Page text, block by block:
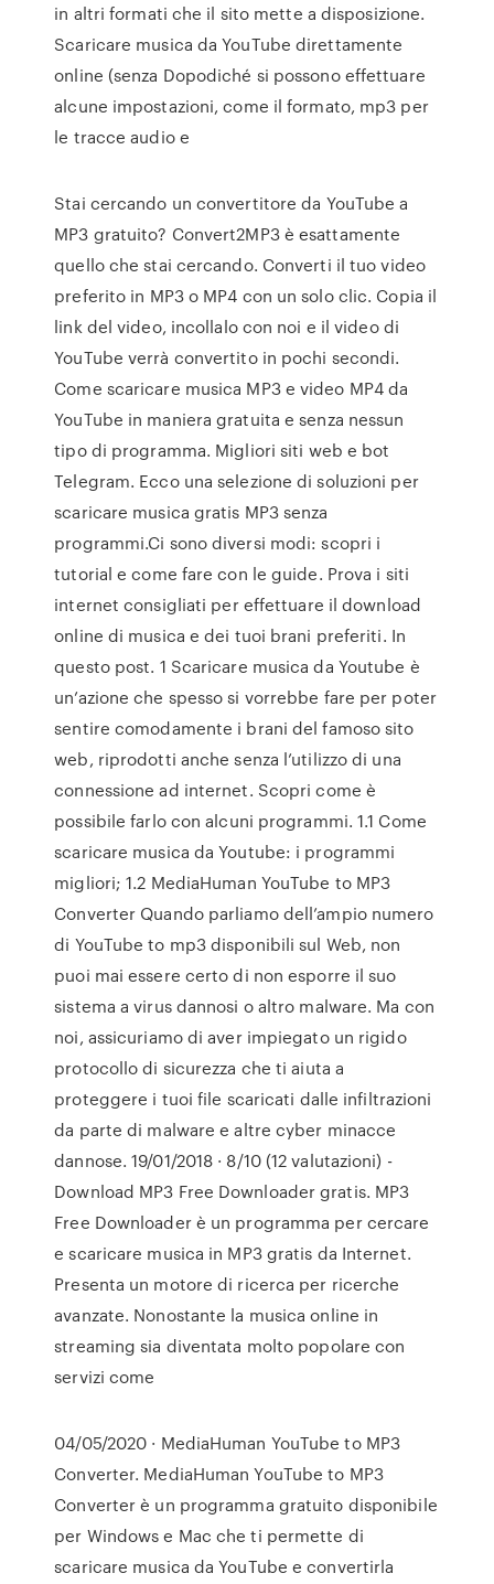
in altri formati che il sito mette a disposizione.
Scaricare musica da YouTube direttamente
online (senza Dopodiché si possono effettuare
alcune impostazioni, come il formato, mp3 per
le tracce audio e
Stai cercando un convertitore da YouTube a
MP3 gratuito? Convert2MP3 è esattamente
quello che stai cercando. Converti il tuo video
preferito in MP3 o MP4 con un solo clic. Copia il
link del video, incollalo con noi e il video di
YouTube verrà convertito in pochi secondi.
Come scaricare musica MP3 e video MP4 da
YouTube in maniera gratuita e senza nessun
tipo di programma. Migliori siti web e bot
Telegram. Ecco una selezione di soluzioni per
scaricare musica gratis MP3 senza
programmi.Ci sono diversi modi: scopri i
tutorial e come fare con le guide. Prova i siti
internet consigliati per effettuare il download
online di musica e dei tuoi brani preferiti. In
questo post. 1 Scaricare musica da Youtube è
un’azione che spesso si vorrebbe fare per poter
sentire comodamente i brani del famoso sito
web, riprodotti anche senza l’utilizzo di una
connessione ad internet. Scopri come è
possibile farlo con alcuni programmi. 1.1 Come
scaricare musica da Youtube: i programmi
migliori; 1.2 MediaHuman YouTube to MP3
Converter Quando parliamo dell’ampio numero
di YouTube to mp3 disponibili sul Web, non
puoi mai essere certo di non esporre il suo
sistema a virus dannosi o altro malware. Ma con
noi, assicuriamo di aver impiegato un rigido
protocollo di sicurezza che ti aiuta a
proteggere i tuoi file scaricati dalle infiltrazioni
da parte di malware e altre cyber minacce
dannose. 19/01/2018 · 8/10 (12 valutazioni) -
Download MP3 Free Downloader gratis. MP3
Free Downloader è un programma per cercare
e scaricare musica in MP3 gratis da Internet.
Presenta un motore di ricerca per ricerche
avanzate. Nonostante la musica online in
streaming sia diventata molto popolare con
servizi come
04/05/2020 · MediaHuman YouTube to MP3
Converter. MediaHuman YouTube to MP3
Converter è un programma gratuito disponibile
per Windows e Mac che ti permette di
scaricare musica da YouTube e convertirla